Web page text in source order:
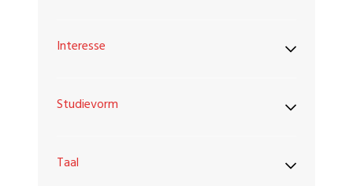
Interesse
Studievorm
Taal